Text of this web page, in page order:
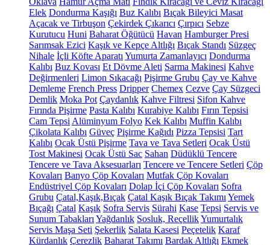
Elek Dondurma Kaşığı Buz Kalıbı Bıçak Bileyici Masat
Açacak ve Tirbuşon Çekirdek Çıkarıcı Çırpıcı Sebze
Kurutucu Huni Baharat Öğütücü Havan Hamburger Presi
Sarımsak Ezici Kaşık ve Kepçe Altlığı Bıçak Standı Süzgeç
Nihale İçli Köfte Aparatı Yumurta Zamanlayıcı Dondurma
Kalıbı Buz Kovası Et Dövme Aleti Sarma Makinesi Kahve
Değirmenleri Limon Sıkacağı Pişirme Grubu Çay ve Kahve
Demleme French Press Dripper Chemex Cezve Çay Süzgeci
Demlik Moka Pot Çaydanlık Kahve Filtresi Sifon Kahve
Fırında Pişirme Pasta Kalıbı Kurabiye Kalıbı Fırın Tepsisi
Cam Tepsi Alüminyum Folyo Kek Kalıbı Muffin Kalıbı
Çikolata Kalıbı Güveç Pişirme Kağıdı Pizza Tepsisi Tart
Kalıbı Ocak Üstü Pişirme Tava ve Tava Setleri Ocak Üstü
Tost Makinesi Ocak Üstü Sac Sahan Düdüklü Tencere
Tencere ve Tava Aksesuarları Tencere ve Tencere Setleri Çöp
Kovaları Banyo Çöp Kovaları Mutfak Çöp Kovaları
Endüstriyel Çöp Kovaları Dolap İçi Çöp Kovaları Sofra
Grubu Çatal,Kaşık,Bıçak Çatal Kaşık Bıçak Takımı Yemek
Bıçağı Çatal Kaşık Sofra Servis Sürahi Kase Tepsi Servis ve
Sunum Tabakları Yağdanlık Sosluk, ReçellikYumurtalık
Servis Maşa Seti Şekerlik Salata Kasesi Peçetelik Karaf
Kürdanlık Çerezlik Baharat Takımı Bardak Altlığı Ekmek